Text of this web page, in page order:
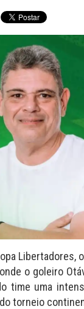
o goleiro
time uma
torneio